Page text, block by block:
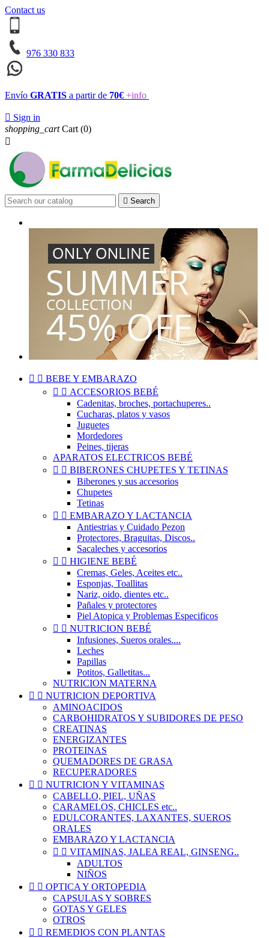
Contact us
976 330 833
Envío GRATIS a partir de 70€ +info
 Sign in
shopping_cart Cart (0)

 Search
  BEBE Y EMBARAZO
  ACCESORIOS BEBÉ
Cadenitas, broches, portachuperes..
Cucharas, platos y vasos
Juguetes
Mordedores
Peines, tijeras
APARATOS ELECTRICOS BEBÉ
  BIBERONES CHUPETES Y TETINAS
Biberones y sus accesorios
Chupetes
Tetinas
  EMBARAZO Y LACTANCIA
Antiestrias y Cuidado Pezon
Protectores, Braguitas, Discos..
Sacaleches y accesorios
  HIGIENE BEBÉ
Cremas, Geles, Aceites etc..
Esponjas, Toallitas
Nariz, oido, dientes etc..
Pañales y protectores
Piel Atopica y Problemas Especificos
  NUTRICION BEBÉ
Infusiones, Sueros orales....
Leches
Papillas
Potitos, Galletitas...
NUTRICION MATERNA
  NUTRICION DEPORTIVA
AMINOACIDOS
CARBOHIDRATOS Y SUBIDORES DE PESO
CREATINAS
ENERGIZANTES
PROTEINAS
QUEMADORES DE GRASA
RECUPERADORES
  NUTRICION Y VITAMINAS
CABELLO, PIEL, UÑAS
CARAMELOS, CHICLES etc..
EDULCORANTES, LAXANTES, SUEROS
ORALES
EMBARAZO Y LACTANCIA
  VITAMINAS, JALEA REAL, GINSENG..
ADULTOS
NIÑOS
  OPTICA Y ORTOPEDIA
CAPSULAS Y SOBRES
GOTAS Y GELES
OTROS
  REMEDIOS CON PLANTAS